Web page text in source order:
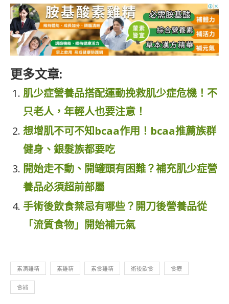
更多文章:
肌少症營養品搭配運動挽救肌少症危機！不
只老人，年輕人也要注意！
想增肌不可不知bcaa作用！bcaa推薦族群
健身、銀髮族都要吃
開始走不動、開罐頭有困難？補充肌少症營
養品必須超前部屬
手術後飲食禁忌有哪些？開刀後營養品從
「流質食物」開始補元氣
素滴雞精 素雞精 素食雞精 術後飲食 食療
食補